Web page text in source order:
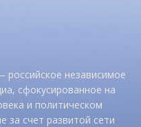
российское независимое
сфокусированное на
и политическом
за счет развитой сети